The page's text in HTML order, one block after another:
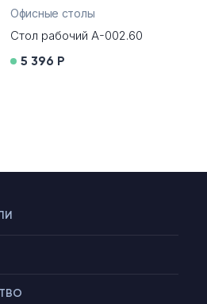
Офисные столы
Стол рабочий А-002.60
5 396 Р